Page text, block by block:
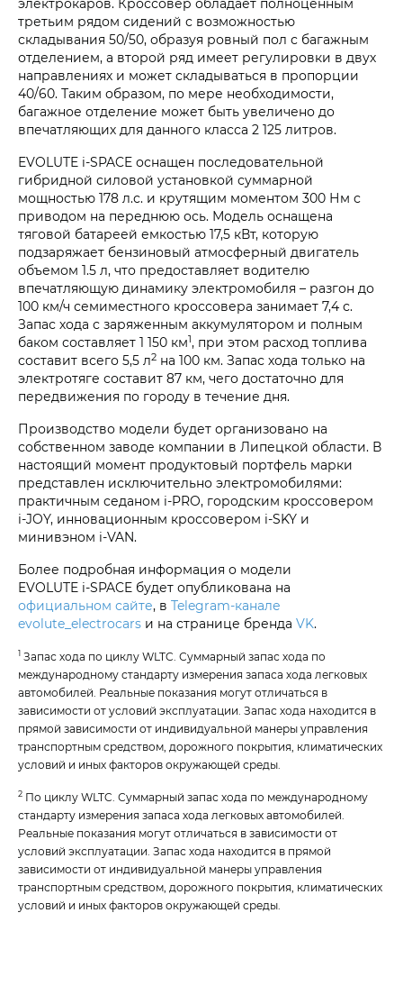
третьим рядом сидений с возможностью
складывания 50/50, образуя ровный пол с багажным
отделением, а второй ряд имеет регулировки в двух
направлениях и может складываться в пропорции
40/60. Таким образом, по мере необходимости,
багажное отделение может быть увеличено до
впечатляющих для данного класса 2 125 литров.
EVOLUTE i‑SPACE оснащен последовательной
гибридной силовой установкой суммарной
мощностью 178 л.с. и крутящим моментом 300 Нм с
приводом на переднюю ось. Модель оснащена
тяговой батареей емкостью 17,5 кВт, которую
подзаряжает бензиновый атмосферный двигатель
объемом 1.5 л, что предоставляет водителю
впечатляющую динамику электромобиля – разгон до
100 км/ч семиместного кроссовера занимает 7,4 с.
Запас хода с заряженным аккумулятором и полным
баком составляет 1 150 км1, при этом расход топлива
составит всего 5,5 л2 на 100 км. Запас хода только на
электротяге составит 87 км, чего достаточно для
передвижения по городу в течение дня.
Производство модели будет организовано на
собственном заводе компании в Липецкой области. В
настоящий момент продуктовый портфель марки
представлен исключительно электромобилями:
практичным седаном i‑PRO, городским кроссовером
i‑JOY, инновационным кроссовером i‑SKY и
минивэном i‑VAN.
Более подробная информация о модели
EVOLUTE i‑SPACE будет опубликована на
официальном сайте, в Telegram-канале
evolute_electrocars и на странице бренда VK.
1 Запас хода по циклу WLTC. Суммарный запас хода по
международному стандарту измерения запаса хода легковых
автомобилей. Реальные показания могут отличаться в
зависимости от условий эксплуатации. Запас хода находится в
прямой зависимости от индивидуальной манеры управления
транспортным средством, дорожного покрытия, климатических
условий и иных факторов окружающей среды.
2 По циклу WLTC. Суммарный запас хода по международному
стандарту измерения запаса хода легковых автомобилей.
Реальные показания могут отличаться в зависимости от
условий эксплуатации. Запас хода находится в прямой
зависимости от индивидуальной манеры управления
транспортным средством, дорожного покрытия, климатических
условий и иных факторов окружающей среды.